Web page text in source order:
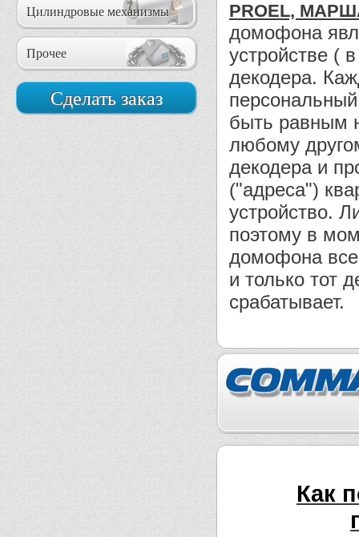
PROEL,
домофона
устройстве (
декодера.
быть равным
любому
декодера и
("адреса")
устройство.
поэтому в
домофона
и только тот
срабатывает.
Как
Цилиндровые механизмы
Прочее
Сделать заказ